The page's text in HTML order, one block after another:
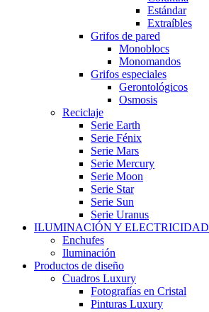
Estándar
Extraíbles
Grifos de pared
Monoblocs
Monomandos
Grifos especiales
Gerontológicos
Osmosis
Reciclaje
Serie Earth
Serie Fénix
Serie Mars
Serie Mercury
Serie Moon
Serie Star
Serie Sun
Serie Uranus
ILUMINACIÓN Y ELECTRICIDAD
Enchufes
Iluminación
Productos de diseño
Cuadros Luxury
Fotografías en Cristal
Pinturas Luxury